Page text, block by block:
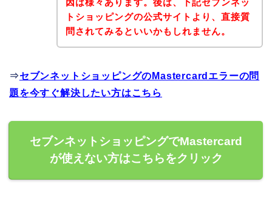
因は様々あります。後は、下記セブンネッ
トショッピングの公式サイトより、直接質
問されてみるといいかもしれません。
⇒セブンネットショッピングのMastercardエラーの問
題を今すぐ解決したい方はこちら
セブンネットショッピングでMastercard
が使えない方はこちらをクリック